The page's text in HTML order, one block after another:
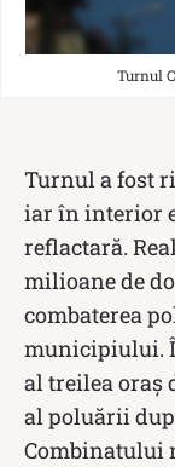
Turnul
Turnul a fost
iar în interior
reflactară.
milioane de
combaterea
municipiului.
al treilea oraș
al poluării
Combinatului